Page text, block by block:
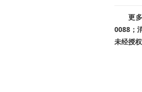
更
0088；
未经授